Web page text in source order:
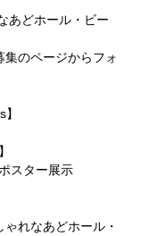
あどホール・ビー
のページからフォ
スター展示
れなあどホール・